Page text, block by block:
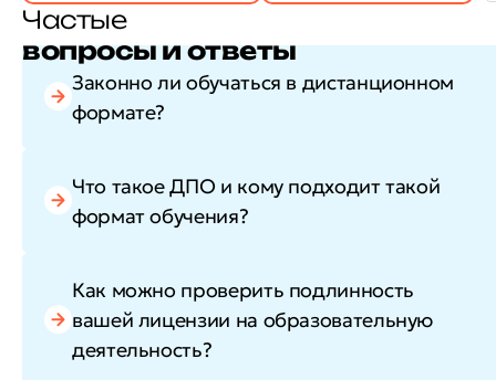
Частые
вопросы и ответы
Законно ли обучаться в дистанционном
формате?
Что такое ДПО и кому подходит такой
формат обучения?
Как можно проверить подлинность
вашей лицензии на образовательную
деятельность?